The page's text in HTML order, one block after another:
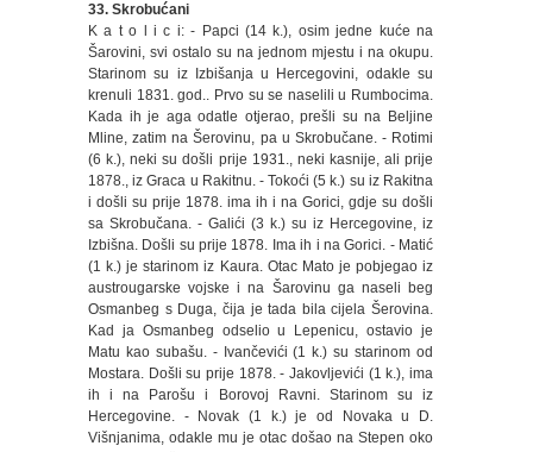
33. Skrobućani
K a t o l i c i: - Papci (14 k.), osim jedne kuće na
Šarovini, svi ostalo su na jednom mjestu i na okupu.
Starinom su iz Izbišanja u Hercegovini, odakle su
krenuli 1831. god.. Prvo su se naselili u Rumbocima.
Kada ih je aga odatle otjerao, prešli su na Beljine
Mline, zatim na Šerovinu, pa u Skrobučane. - Rotimi
(6 k.), neki su došli prije 1931., neki kasnije, ali prije
1878., iz Graca u Rakitnu. - Tokoći (5 k.) su iz Rakitna
i došli su prije 1878. ima ih i na Gorici, gdje su došli
sa Skrobučana. - Galići (3 k.) su iz Hercegovine, iz
Izbišna. Došli su prije 1878. Ima ih i na Gorici. - Matić
(1 k.) je starinom iz Kaura. Otac Mato je pobjegao iz
austrougarske vojske i na Šarovinu ga naseli beg
Osmanbeg s Duga, čija je tada bila cijela Šerovina.
Kad ja Osmanbeg odselio u Lepenicu, ostavio je
Matu kao subašu. - Ivančevići (1 k.) su starinom od
Mostara. Došli su prije 1878. - Jakovljevići (1 k.), ima
ih i na Parošu i Borovoj Ravni. Starinom su iz
Hercegovine. - Novak (1 k.) je od Novaka u D.
Višnjanima, odakle mu je otac došao na Stepen oko